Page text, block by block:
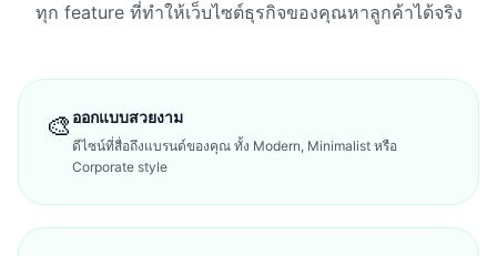
ทุก feature ที่ทำให้เว็บไซต์ธุรกิจของคุณหาลูกค้าได้จริง
🎨 ออกแบบสวยงาม
ดีไซน์ที่สื่อถึงแบรนด์ของคุณ ทั้ง Modern, Minimalist หรือ
Corporate style